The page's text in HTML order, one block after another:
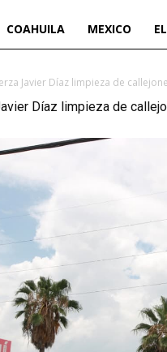
COAHUILA MEXICO
Javier Díaz limpieza de
Díaz limpieza de